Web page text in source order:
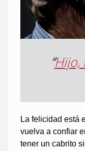
“Hijo,
La felicidad está
vuelva a confiar
tener un cabrito